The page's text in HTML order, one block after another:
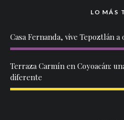
LO MÁS
Casa Fernanda, vive Tepoztlán a
Terraza Carmín en Coyoacán:
diferente